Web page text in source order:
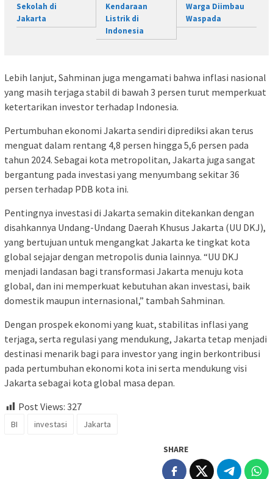
Sekolah di
Jakarta
Kendaraan
Listrik di
Indonesia
Warga Diimbau
Waspada
Lebih lanjut, Sahminan juga mengamati bahwa inflasi nasional
yang masih terjaga stabil di bawah 3 persen turut memperkuat
ketertarikan investor terhadap Indonesia.
Pertumbuhan ekonomi Jakarta sendiri diprediksi akan terus
menguat dalam rentang 4,8 persen hingga 5,6 persen pada
tahun 2024. Sebagai kota metropolitan, Jakarta juga sangat
bergantung pada investasi yang menyumbang sekitar 36
persen terhadap PDB kota ini.
Pentingnya investasi di Jakarta semakin ditekankan dengan
disahkannya Undang-Undang Daerah Khusus Jakarta (UU DKJ),
yang bertujuan untuk mengangkat Jakarta ke tingkat kota
global sejajar dengan metropolis dunia lainnya. “UU DKJ
menjadi landasan bagi transformasi Jakarta menuju kota
global, dan ini memperkuat kebutuhan akan investasi, baik
domestik maupun internasional,” tambah Sahminan.
Dengan prospek ekonomi yang kuat, stabilitas inflasi yang
terjaga, serta regulasi yang mendukung, Jakarta tetap menjadi
destinasi menarik bagi para investor yang ingin berkontribusi
pada pertumbuhan ekonomi kota ini serta mendukung visi
Jakarta sebagai kota global masa depan.
Post Views: 327
BI investasi Jakarta
SHARE